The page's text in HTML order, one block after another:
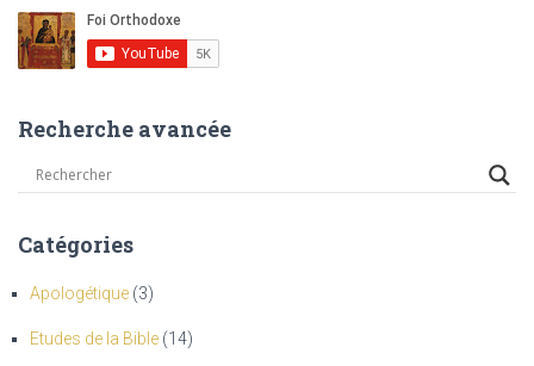
Recherche avancée
Catégories
Apologétique (3)
Etudes de la Bible (14)